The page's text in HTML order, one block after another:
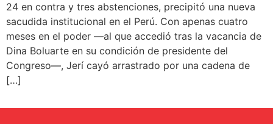
24 en contra y tres abstenciones, precipitó una nueva
sacudida institucional en el Perú. Con apenas cuatro
meses en el poder —al que accedió tras la vacancia de
Dina Boluarte en su condición de presidente del
Congreso—, Jerí cayó arrastrado por una cadena de
[…]